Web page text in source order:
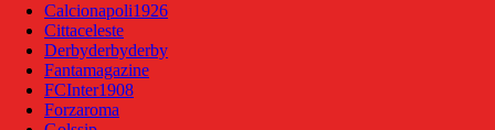
Calcionapoli1926
Cittaceleste
Derbyderbyderby
Fantamagazine
FCInter1908
Forzaroma